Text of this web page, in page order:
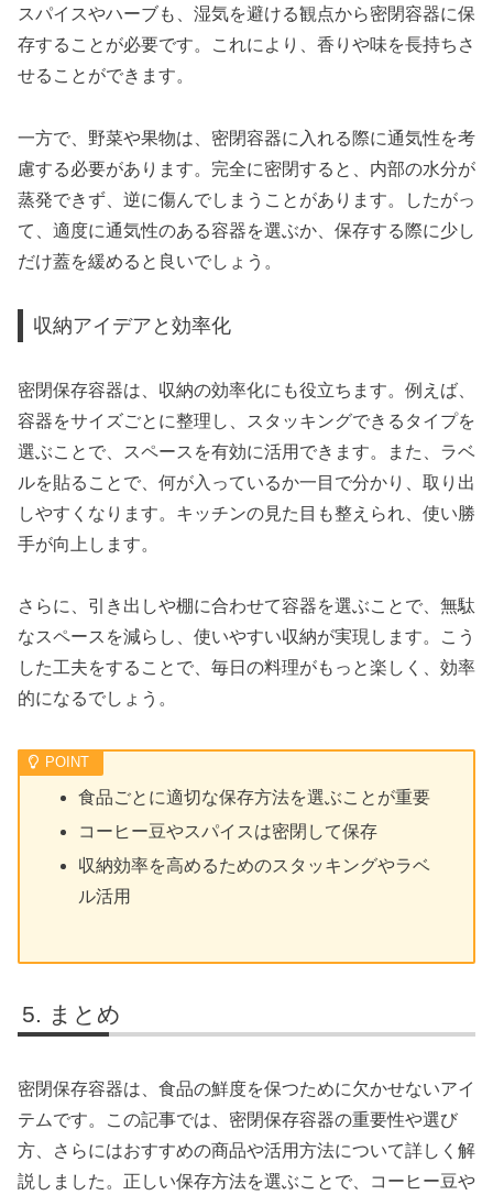
スパイスやハーブも、湿気を避ける観点から密閉容器に保
存することが必要です。これにより、香りや味を長持ちさ
せることができます。
一方で、野菜や果物は、密閉容器に入れる際に通気性を考
慮する必要があります。完全に密閉すると、内部の水分が
蒸発できず、逆に傷んでしまうことがあります。したがっ
て、適度に通気性のある容器を選ぶか、保存する際に少し
だけ蓋を緩めると良いでしょう。
収納アイデアと効率化
密閉保存容器は、収納の効率化にも役立ちます。例えば、
容器をサイズごとに整理し、スタッキングできるタイプを
選ぶことで、スペースを有効に活用できます。また、ラベ
ルを貼ることで、何が入っているか一目で分かり、取り出
しやすくなります。キッチンの見た目も整えられ、使い勝
手が向上します。
さらに、引き出しや棚に合わせて容器を選ぶことで、無駄
なスペースを減らし、使いやすい収納が実現します。こう
した工夫をすることで、毎日の料理がもっと楽しく、効率
的になるでしょう。
食品ごとに適切な保存方法を選ぶことが重要
コーヒー豆やスパイスは密閉して保存
収納効率を高めるためのスタッキングやラベ
ル活用
まとめ
密閉保存容器は、食品の鮮度を保つために欠かせないアイ
テムです。この記事では、密閉保存容器の重要性や選び
方、さらにはおすすめの商品や活用方法について詳しく解
説しました。正しい保存方法を選ぶことで、コーヒー豆や